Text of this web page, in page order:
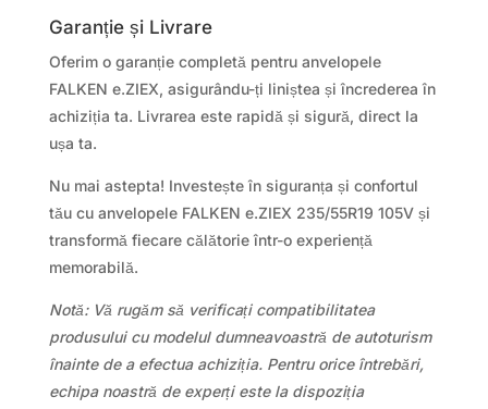
Garanție și Livrare
Oferim o garanție completă pentru anvelopele
FALKEN e.ZIEX, asigurându-ți liniștea și încrederea în
achiziția ta. Livrarea este rapidă și sigură, direct la
ușa ta.
Nu mai astepta! Investește în siguranța și confortul
tău cu anvelopele FALKEN e.ZIEX 235/55R19 105V și
transformă fiecare călătorie într-o experiență
memorabilă.
Notă: Vă rugăm să verificați compatibilitatea
produsului cu modelul dumneavoastră de autoturism
înainte de a efectua achiziția. Pentru orice întrebări,
echipa noastră de experți este la dispoziția